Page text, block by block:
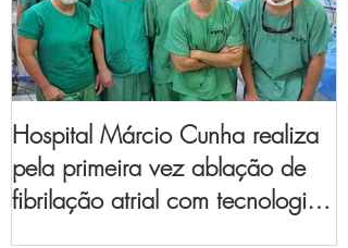
Hospital Márcio Cunha realiza
pela primeira vez ablação de
fibrilação atrial com tecnologia